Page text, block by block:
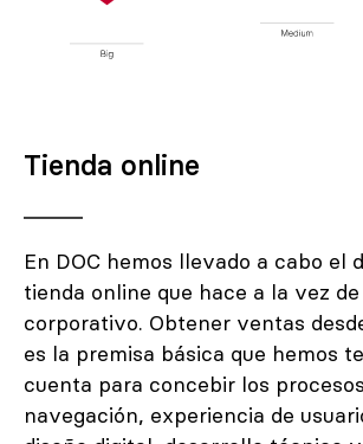
Tienda online
En DOC hemos llevado a cabo el
tienda online que hace a la vez
corporativo. Obtener ventas
es la premisa básica que hemos
cuenta para concebir los
navegación, experiencia de